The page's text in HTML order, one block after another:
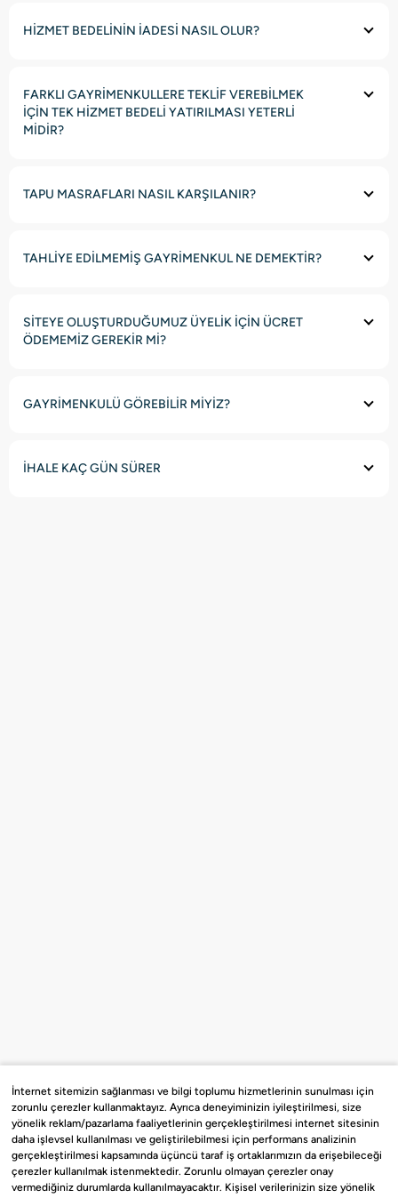
HİZMET BEDELİNİN İADESİ NASIL OLUR?
FARKLI GAYRİMENKULLERE TEKLİF VEREBİLMEK
İÇİN TEK HİZMET BEDELİ YATIRILMASI YETERLİ
MİDİR?
TAPU MASRAFLARI NASIL KARŞILANIR?
TAHLİYE EDİLMEMİŞ GAYRİMENKUL NE DEMEKTİR?
SİTEYE OLUŞTURDUĞUMUZ ÜYELİK İÇİN ÜCRET
ÖDEMEMİZ GEREKİR Mİ?
GAYRİMENKULÜ GÖREBİLİR MİYİZ?
İHALE KAÇ GÜN SÜRER
İnternet sitemizin sağlanması ve bilgi toplumu hizmetlerinin sunulması için
zorunlu çerezler kullanmaktayız. Ayrıca deneyiminizin iyileştirilmesi, size
yönelik reklam/pazarlama faaliyetlerinin gerçekleştirilmesi internet sitesinin
daha işlevsel kullanılması ve geliştirilebilmesi için performans analizinin
gerçekleştirilmesi kapsamında üçüncü taraf iş ortaklarımızın da erişebileceği
çerezler kullanılmak istenmektedir. Zorunlu olmayan çerezler onay
vermediğiniz durumlarda kullanılmayacaktır. Kişisel verilerinizin size yönelik